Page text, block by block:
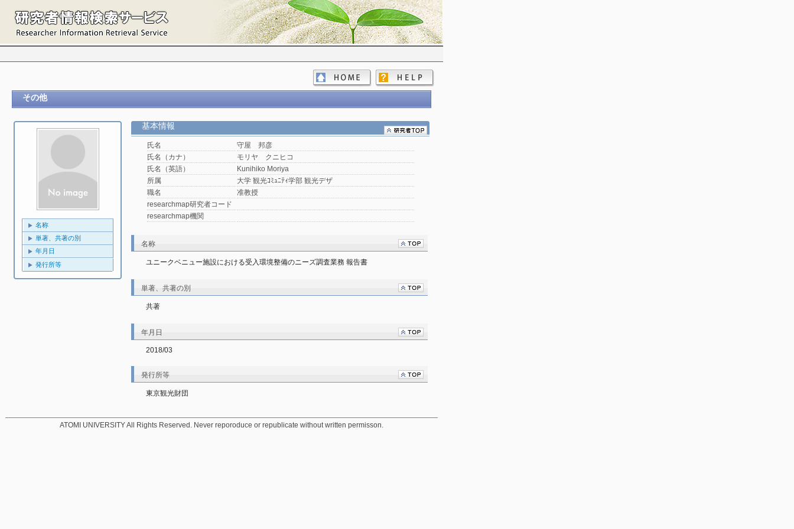
その他
名称
単著、共著の別
年月日
発行所等
基本情報
氏名
守屋 邦彦
氏名（カナ）
モリヤ クニヒコ
氏名（英語）
Kunihiko Moriya
所属
大学 観光ｺﾐｭﾆﾃｨ学部 観光デザ
職名
准教授
researchmap研究者コード
researchmap機関
名称
ユニークベニュー施設における受入環境整備のニーズ調査業務 報告書
単著、共著の別
共著
年月日
2018/03
発行所等
東京観光財団